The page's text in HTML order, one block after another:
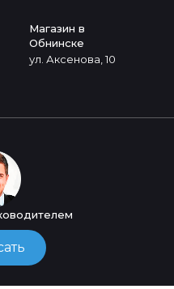
Магазин в
Обнинске
ул. Аксенова, 10